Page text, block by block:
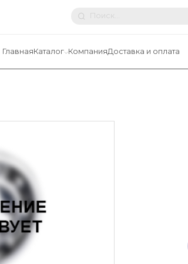
ГлавнаяКаталог КомпанияДоставка и оплата